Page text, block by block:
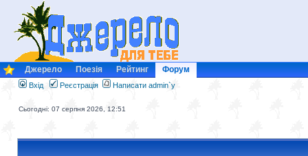
Джерело Поезія Рейтинг Форум
Вхід Реєстрація Написати admin`у
Сьогодні: 07 серпня 2026, 12:51